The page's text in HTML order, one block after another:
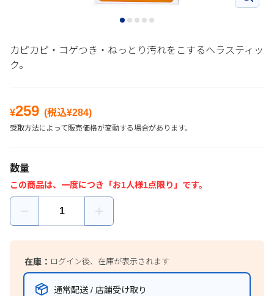
カピカピ・コゲつき・ねっとり汚れをこするヘラスティッ
ク。
¥259 (税込¥284)
受取方法によって販売価格が変動する場合があります。
数量
この商品は、一度につき「お1人様1点限り」です。
在庫： ログイン後、在庫が表示されます
通常配送 / 店舗受け取り